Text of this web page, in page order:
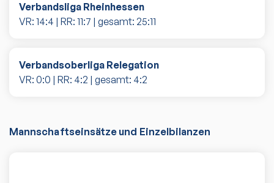
Verbandsliga Rheinhessen
VR: 14:4 | RR: 11:7 | gesamt: 25:11
Verbandsoberliga Relegation
VR: 0:0 | RR: 4:2 | gesamt: 4:2
Mannschaftseinsätze und Einzelbilanzen